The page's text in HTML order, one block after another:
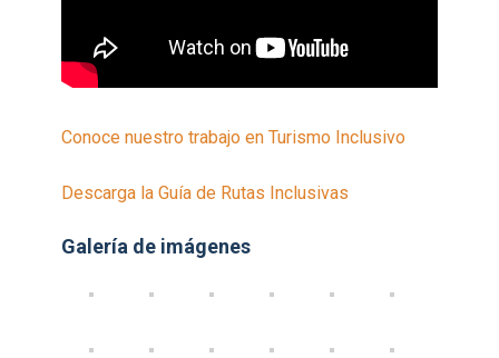
Conoce nuestro trabajo en Turismo Inclusivo
Descarga la Guía de Rutas Inclusivas
Galería de imágenes